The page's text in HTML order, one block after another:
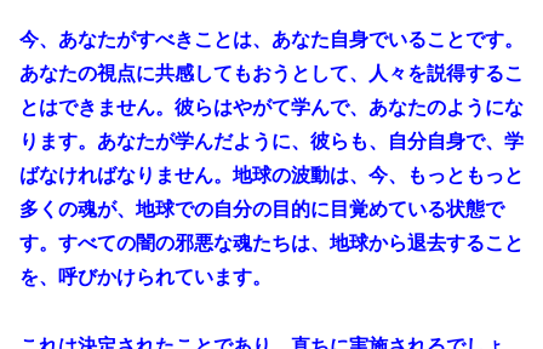
今、あなたがすべきことは、あなた自身でいることです。
あなたの視点に共感してもおうとして、人々を説得するこ
とはできません。彼らはやがて学んで、あなたのようにな
ります。あなたが学んだように、彼らも、自分自身で、学
ばなければなりません。地球の波動は、今、もっともっと
多くの魂が、地球での自分の目的に目覚めている状態で
す。すべての闇の邪悪な魂たちは、地球から退去すること
を、呼びかけられています。